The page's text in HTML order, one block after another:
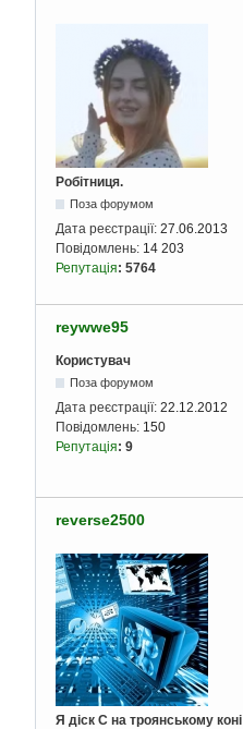
Робітниця.
Поза форумом
Дата реєстрації: 27.06.2013
Повідомлень: 14 203
Репутація: 5764
reywwe95
Користувач
Поза форумом
Дата реєстрації: 22.12.2012
Повідомлень: 150
Репутація: 9
reverse2500
Я діск С на троянському коні